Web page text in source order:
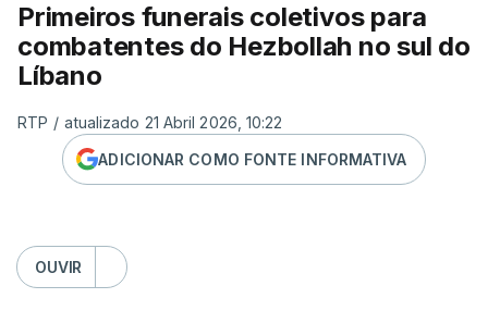
Primeiros funerais coletivos para
combatentes do Hezbollah no sul do
Líbano
RTP / atualizado 21 Abril 2026, 10:22
ADICIONAR COMO FONTE INFORMATIVA
OUVIR